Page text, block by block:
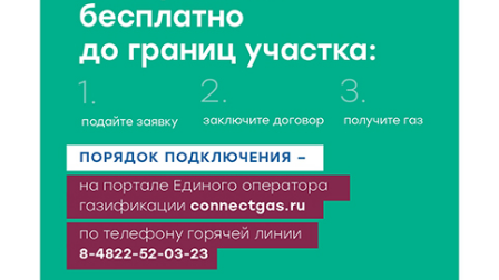
8 Авг 2026 12:37 295
Забыл вещи в транспорте? Рассказываем, что ждёт
пассажиров по новым правилам
8 Авг 2026 12:12 891
Более 40 миллионов на металлургию получил бизнес
Твери
8 Авг 2026 11:37 330